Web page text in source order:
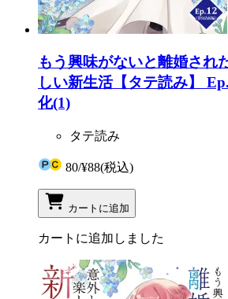
もう興味がないと離婚され
しい新生活【タテ読み】
化(1)
タテ読み
80/¥88(税込)
カートに追加
カートに追加しました